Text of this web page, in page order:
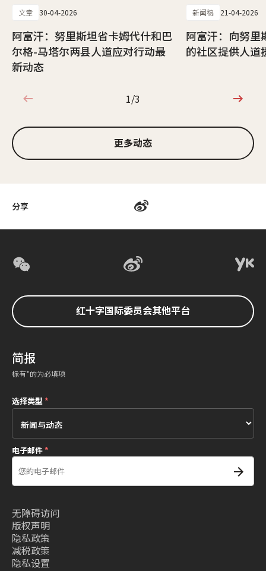
分享
文章 30-04-2026
阿富汗：努里斯坦省卡姆代什和巴
尔格-马塔尔两县人道应对行动最
新动态
新闻稿 21-04-2026
阿富汗：向努里
的社区提供人道
1/3
1/3
更多动态
红十字国际委员会其他平台
简报
标有*的为必填项
选择类型 *
电子邮件*
无障碍访问
版权声明
隐私政策
减税政策
隐私设置